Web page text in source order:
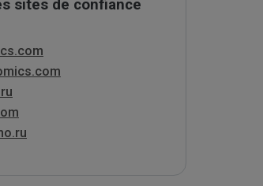
sites de confiance